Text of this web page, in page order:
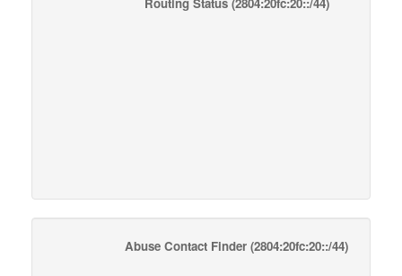
Abuse Contact Finder (2804:20fc:20::/44)